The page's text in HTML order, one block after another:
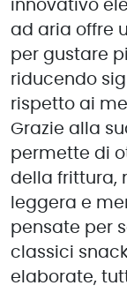
innovativo
ad aria offre
per gustare
riducendo
rispetto ai
Grazie alla
permette di
della frittura,
leggera e
pensate per
classici
elaborate,